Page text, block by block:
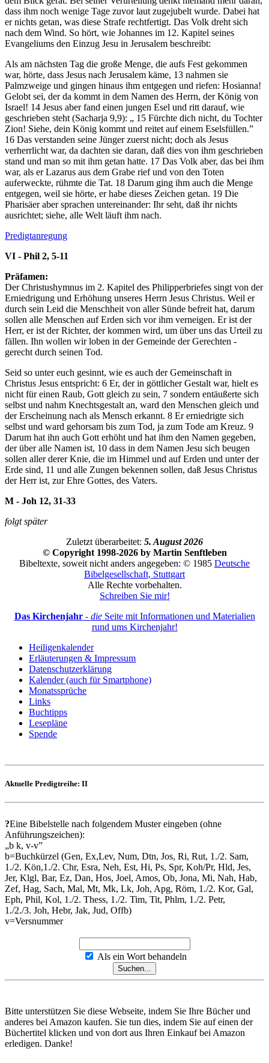
dass ihm noch wenige Tage zuvor laut zugejubelt wurde. Dabei hat
er nichts getan, was diese Strafe rechtfertigt. Das Volk dreht sich
nach dem Wind. So hört, wie Johannes im 12. Kapitel seines
Evangeliums den Einzug Jesu in Jerusalem beschreibt:
Als am nächsten Tag die große Menge, die aufs Fest gekommen
war, hörte, dass Jesus nach Jerusalem käme, 13 nahmen sie
Palmzweige und gingen hinaus ihm entgegen und riefen: Hosianna!
Gelobt sei, der da kommt in dem Namen des Herrn, der König von
Israel! 14 Jesus aber fand einen jungen Esel und ritt darauf, wie
geschrieben steht (Sacharja 9,9): „ 15 Fürchte dich nicht, du Tochter
Zion! Siehe, dein König kommt und reitet auf einem Eselsfüllen.”
16 Das verstanden seine Jünger zuerst nicht; doch als Jesus
verherrlicht war, da dachten sie daran, daß dies von ihm geschrieben
stand und man so mit ihm getan hatte. 17 Das Volk aber, das bei ihm
war, als er Lazarus aus dem Grabe rief und von den Toten
auferweckte, rühmte die Tat. 18 Darum ging ihm auch die Menge
entgegen, weil sie hörte, er habe dieses Zeichen getan. 19 Die
Pharisäer aber sprachen untereinander: Ihr seht, daß ihr nichts
ausrichtet; siehe, alle Welt läuft ihm nach.
Predigtanregung
VI - Phil 2, 5-11
Präfamen:
Der Christushymnus im 2. Kapitel des Philipperbriefes singt von der
Erniedrigung und Erhöhung unseres Herrn Jesus Christus. Weil er
durch sein Leid die Menschheit von aller Sünde befreit hat, darum
sollen alle Menschen auf Erden sich vor ihm verneigen. Er ist der
Herr, er ist der Richter, der kommen wird, um über uns das Urteil zu
fällen. Ihn wollen wir loben in der Gemeinde der Gerechten -
gerecht durch seinen Tod.
Seid so unter euch gesinnt, wie es auch der Gemeinschaft in
Christus Jesus entspricht: 6 Er, der in göttlicher Gestalt war, hielt es
nicht für einen Raub, Gott gleich zu sein, 7 sondern entäußerte sich
selbst und nahm Knechtsgestalt an, ward den Menschen gleich und
der Erscheinung nach als Mensch erkannt. 8 Er erniedrigte sich
selbst und ward gehorsam bis zum Tod, ja zum Tode am Kreuz. 9
Darum hat ihn auch Gott erhöht und hat ihm den Namen gegeben,
der über alle Namen ist, 10 dass in dem Namen Jesu sich beugen
sollen aller derer Knie, die im Himmel und auf Erden und unter der
Erde sind, 11 und alle Zungen bekennen sollen, daß Jesus Christus
der Herr ist, zur Ehre Gottes, des Vaters.
M - Joh 12, 31-33
folgt später
Zuletzt überarbeitet: 5. August 2026
© Copyright 1998-2026 by Martin Senftleben
Bibeltexte, soweit nicht anders angegeben: © 1985 Deutsche
Bibelgesellschaft, Stuttgart
Alle Rechte vorbehalten.
Schreiben Sie mir!
Das Kirchenjahr- dieSeite mit Informationen und Materialien
rund ums Kirchenjahr!
Heiligenkalender
Erläuterungen & Impressum
Datenschutzerklärung
Kalender (auch für Smartphone)
Monatssprüche
Links
Buchtipps
Lesepläne
Spende
Aktuelle Predigtreihe: II
?Eine Bibelstelle nach folgendem Muster eingeben (ohne
Anführungszeichen):
„b k, v-v”
b=Buchkürzel (Gen, Ex,Lev, Num, Dtn, Jos, Ri, Rut, 1./2. Sam,
1./2. Kön,1./2. Chr, Esra, Neh, Est, Hi, Ps, Spr, Koh/Pr, Hld, Jes,
Jer, Klgl, Bar, Ez, Dan, Hos, Joel, Amos, Ob, Jona, Mi, Nah, Hab,
Zef, Hag, Sach, Mal, Mt, Mk, Lk, Joh, Apg, Röm, 1./2. Kor, Gal,
Eph, Phil, Kol, 1./2. Thess, 1./2. Tim, Tit, Phlm, 1./2. Petr,
1./2./3. Joh, Hebr, Jak, Jud, Offb)
v=Versnummer
Als ein Wort behandeln
Bitte unterstützen Sie diese Webseite, indem Sie Ihre Bücher und
anderes bei Amazon kaufen. Sie tun dies, indem Sie auf einen der
Büchertitel klicken und von dort aus Ihren Einkauf bei Amazon
erledigen. Danke!